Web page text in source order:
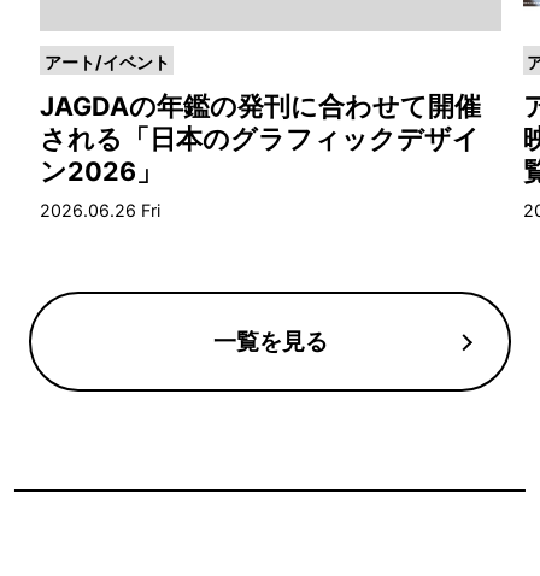
アート/イベント
JAGDAの年鑑の発刊に合わせて開催
される「日本のグラフィックデザイ
ン2026」
2026.06.26 Fri
一覧を見る